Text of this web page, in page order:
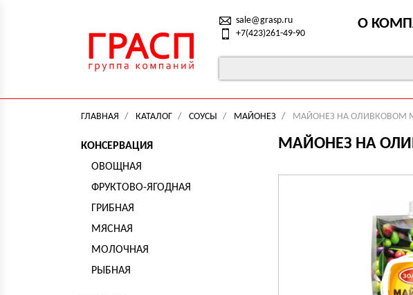
sale@grasp.ru
+7(423)261-49-90
О
ГЛАВНАЯ КАТАЛОГ СОУСЫ МАЙОНЕЗ МАЙОНЕЗ НА ОЛИВКОВОМ
КОНСЕРВАЦИЯ
ОВОЩНАЯ
ФРУКТОВО-ЯГОДНАЯ
ГРИБНАЯ
МЯСНАЯ
МОЛОЧНАЯ
РЫБНАЯ
МАЙОНЕЗ НА